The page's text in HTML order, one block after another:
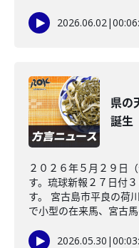
2026.06.02|
県の
誕生
２０２６年５月２９日
す。琉球新報２７日付
す。 宮古島市平良の荷
で小型の在来馬、宮古
2026.05.30 |